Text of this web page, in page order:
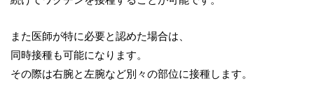
また医師が特に必要と認めた場合は、
同時接種も可能になります。
その際は右腕と左腕など別々の部位に接種します。